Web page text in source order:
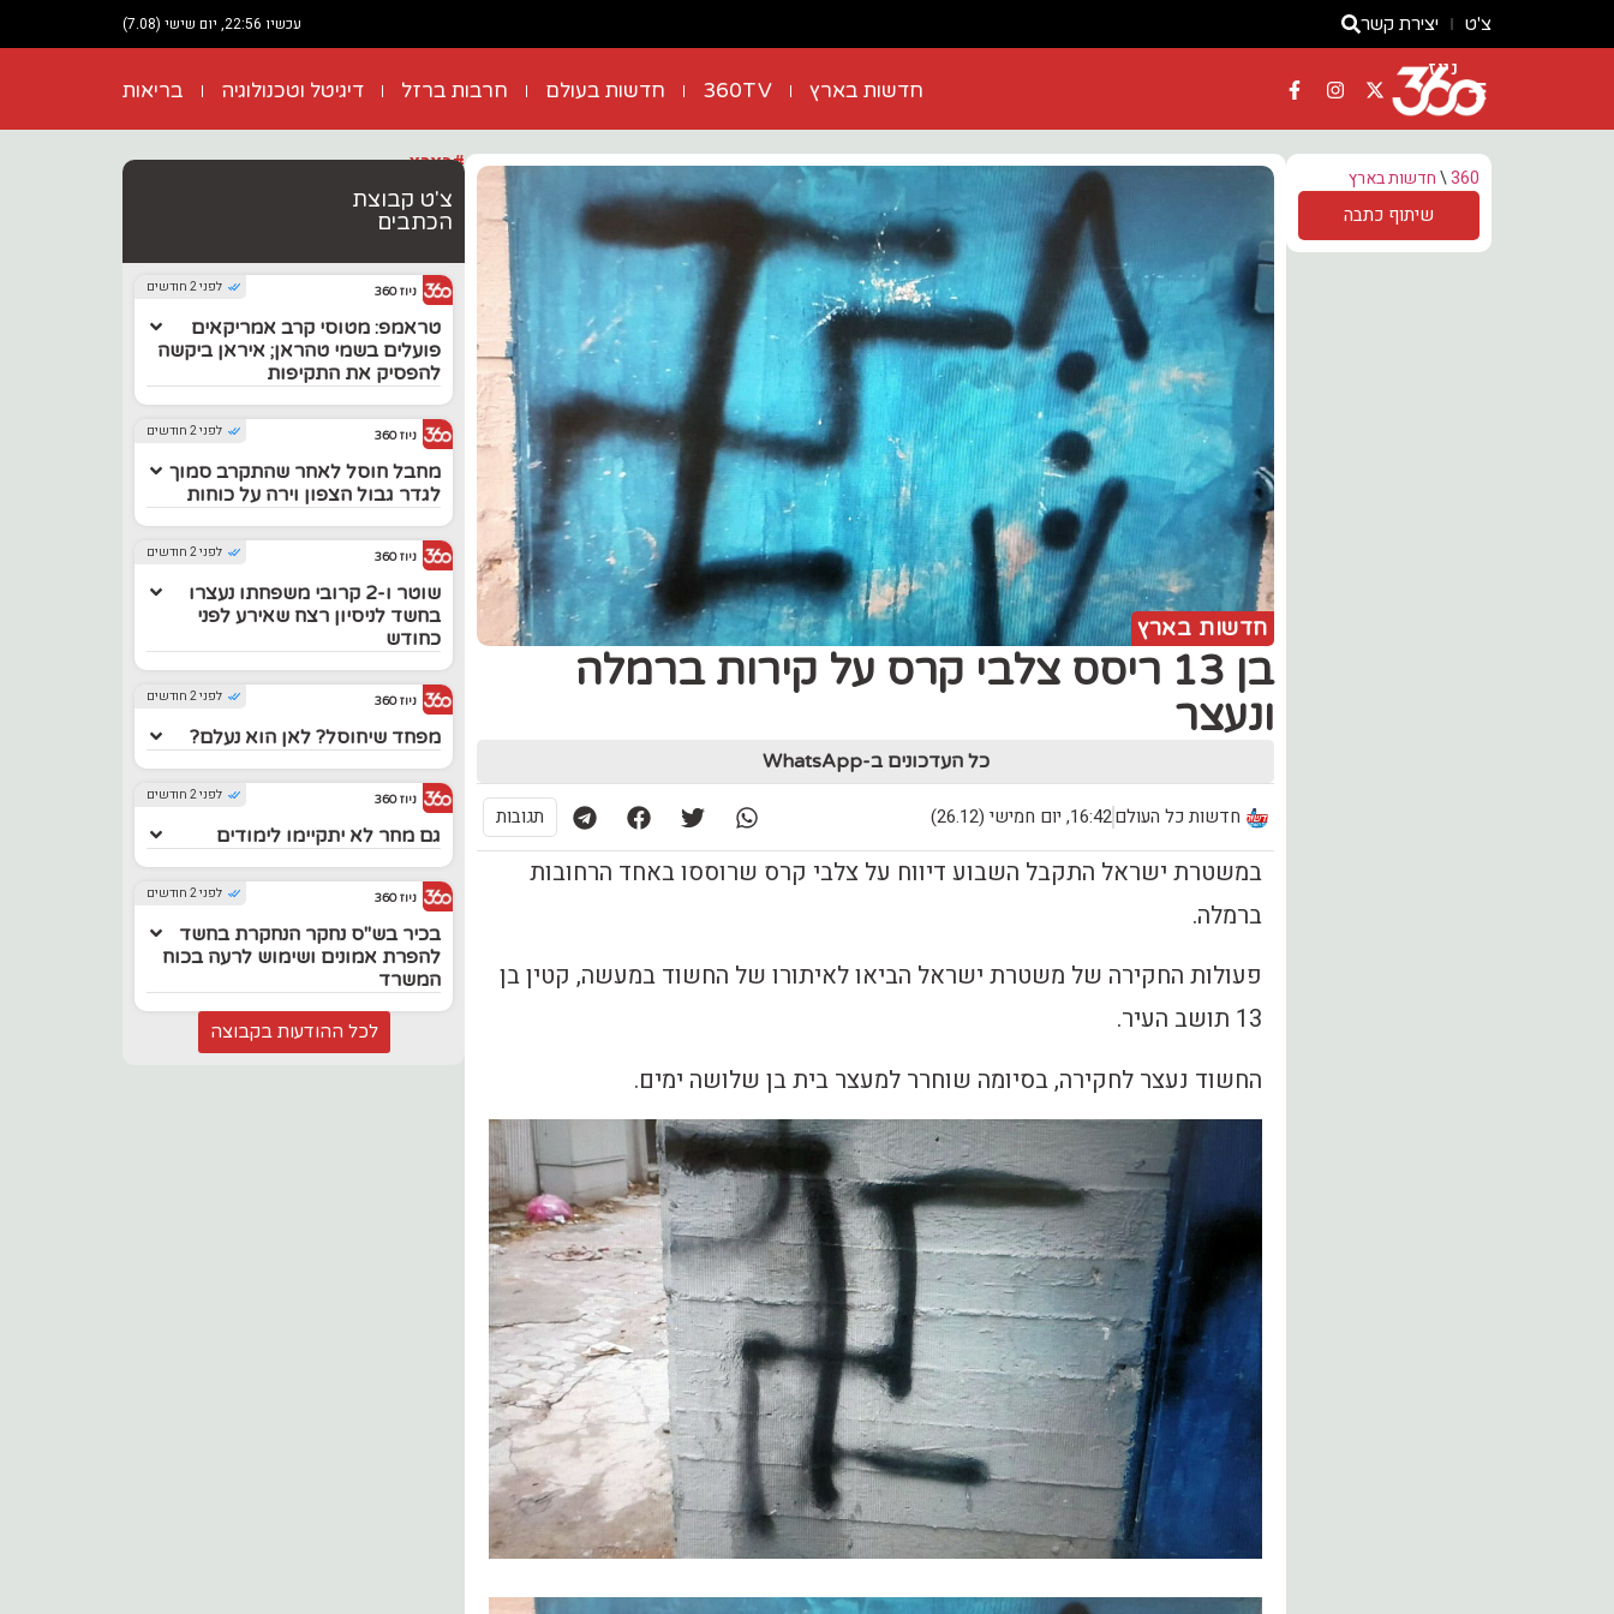
צ'ט יצירת קשר עכשיו 22:56, יום שישי (7.08)
ניוז
חדשות בארץ 360TV חדשות בעולם חרבות ברזל דיגיטל וטכנולוגיה בריאות
360
\חדשות בארץ
שיתוף כתבה
חדשות בארץ
בן 13 ריסס צלבי קרס על קירות ברמלה
ונעצר
כל העדכונים ב-WhatsApp
חדשות כל העולם16:42, יום חמישי (26.12) תגובות
במשטרת ישראל התקבל השבוע דיווח על צלבי קרס שרוססו באחד הרחובות
ברמלה.
פעולות החקירה של משטרת ישראל הביאו לאיתורו של החשוד במעשה, קטין בן
13 תושב העיר.
החשוד נעצר לחקירה, בסיומה שוחרר למעצר בית בן שלושה ימים.
#בארץ
צ'ט קבוצת
הכתבים
לפני 2 חודשים ניוז 360
טראמפ: מטוסי קרב אמריקאים
פועלים בשמי טהראן; איראן ביקשה
להפסיק את התקיפות
לפני 2 חודשים ניוז 360
מחבל חוסל לאחר שהתקרב סמוך
לגדר גבול הצפון וירה על כוחות
לפני 2 חודשים ניוז 360
שוטר ו-2 קרובי משפחתו נעצרו
בחשד לניסיון רצח שאירע לפני
כחודש
לפני 2 חודשים ניוז 360
מפחד שיחוסל? לאן הוא נעלם?
לפני 2 חודשים ניוז 360
גם מחר לא יתקיימו לימודים
לפני 2 חודשים ניוז 360
בכיר בש"ס נחקר הנחקרת בחשד
להפרת אמונים ושימוש לרעה בכוח
המשרד
לכל ההודעות בקבוצה